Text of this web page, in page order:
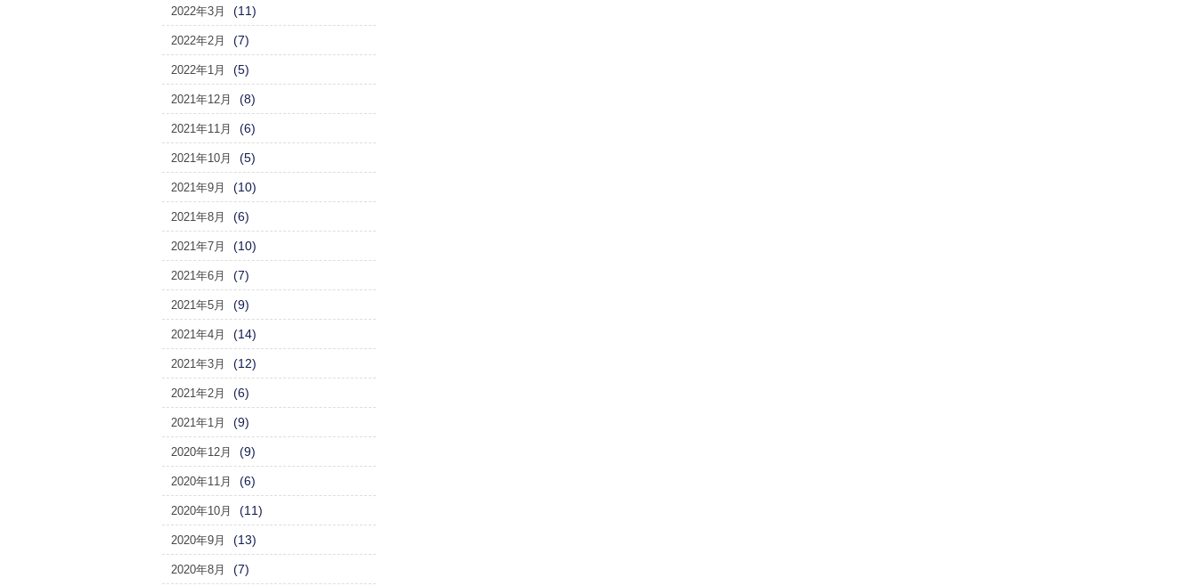
2022年3月 (11)
2022年2月 (7)
2022年1月 (5)
2021年12月 (8)
2021年11月 (6)
2021年10月 (5)
2021年9月 (10)
2021年8月 (6)
2021年7月 (10)
2021年6月 (7)
2021年5月 (9)
2021年4月 (14)
2021年3月 (12)
2021年2月 (6)
2021年1月 (9)
2020年12月 (9)
2020年11月 (6)
2020年10月 (11)
2020年9月 (13)
2020年8月 (7)